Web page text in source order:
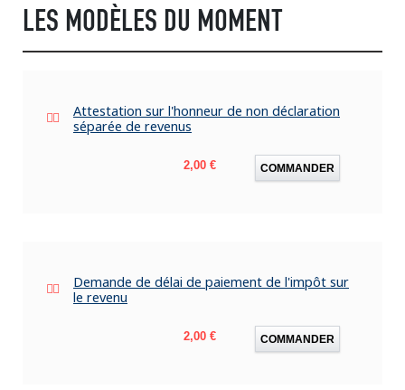
LES MODÈLES DU MOMENT
Attestation sur l'honneur de non déclaration
séparée de revenus
Prix
2,00 € COMMANDER
Demande de délai de paiement de l'impôt sur
le revenu
Prix
2,00 € COMMANDER